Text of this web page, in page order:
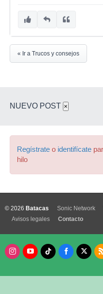
« Ir a Trucos y consejos
NUEVO POST ×
Regístrate o identifícate
hilo
© 2026 Batacas Sonic Network
Avisos legales
Contacto